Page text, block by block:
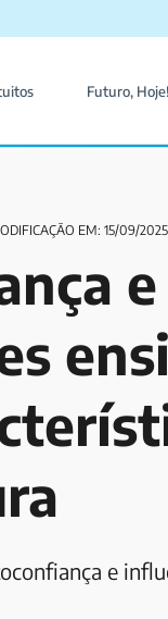
Futuro, Hoje!
EM: 15/09/2025
e